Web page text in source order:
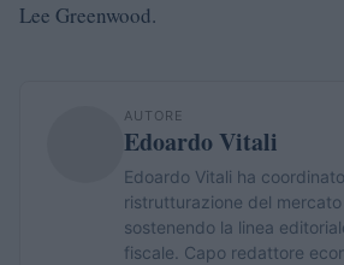
Lee Greenwood.
AUTORE
Edoardo Vitali
Edoardo Vitali ha
ristrutturazione del
sostenendo la linea
fiscale. Capo redattore